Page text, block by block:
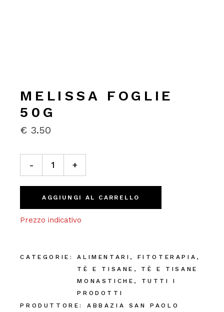
MELISSA FOGLIE
50G
€ 3.50
Melissa Foglie 50g quantity
- +
AGGIUNGI AL CARRELLO
Prezzo indicativo
CATEGORIE: ALIMENTARI , FITOTERAPIA ,
TÈ E TISANE , TÈ E TISANE
MONASTICHE ,
TUTTI I
PRODOTTI
PRODUTTORE:
ABBAZIA SAN PAOLO